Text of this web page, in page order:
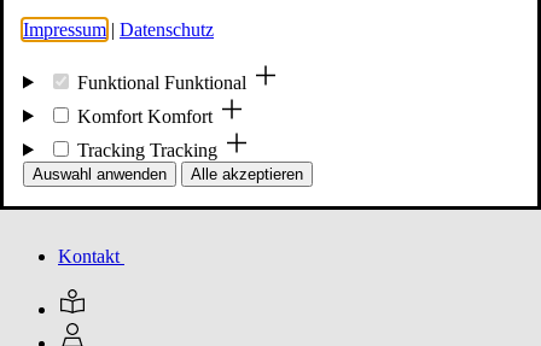
Events
Unsere Meldungen
Kontakt
Impressum | Datenschutz
Funktional Funktional
Komfort Komfort
Tracking Tracking
Auswahl anwenden Alle akzeptieren